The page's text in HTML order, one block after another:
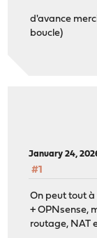
d'avance
boucle)
January 24,
#1
On peut tout à
+ OPNsense,
routage, NAT